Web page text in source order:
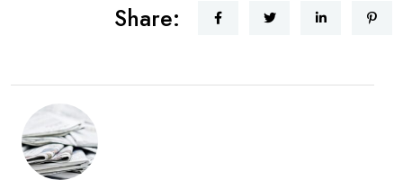
Share: